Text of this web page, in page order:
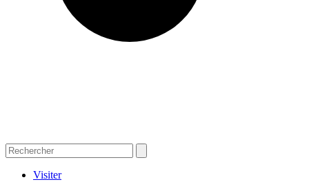
Visiter